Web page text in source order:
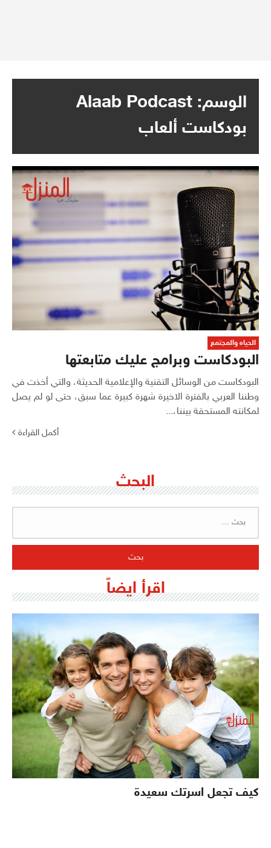
الوسم: Alaab Podcast
بودكاست ألعاب
الحياه والمجتمع
البودكاست وبرامج عليك متابعتها
البودكاست من الوسائل التقنية والإعلامية الحديثة، والتي أخذت في
وطننا العربي بالفترة الاخيرة شهرة كبيرة عما سبق، حتى لو لم يصل
لمكانته المستحقة بيننا،...
أكمل القراءة
البحث
اقرأ ايضاً
كيف تجعل اسرتك سعيدة